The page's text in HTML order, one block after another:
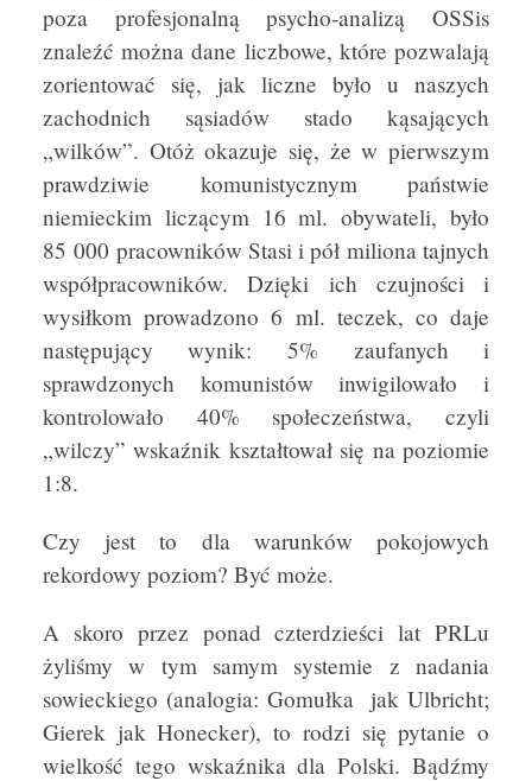
poza profesjonalną psycho-analizą OSSis
znaleźć można dane liczbowe, które pozwalają
zorientować się, jak liczne było u naszych
zachodnich sąsiadów stado kąsających
„wilków”. Otóż okazuje się, że w pierwszym
prawdziwie komunistycznym państwie
niemieckim liczącym 16 ml. obywateli, było
85 000 pracowników Stasi i pół miliona tajnych
współpracowników. Dzięki ich czujności i
wysiłkom prowadzono 6 ml. teczek, co daje
następujący wynik: 5% zaufanych i
sprawdzonych komunistów inwigilowało i
kontrolowało 40% społeczeństwa, czyli
„wilczy” wskaźnik kształtował się na poziomie
1:8.
Czy jest to dla warunków pokojowych
rekordowy poziom? Być może.
A skoro przez ponad czterdzieści lat PRLu
żyliśmy w tym samym systemie z nadania
sowieckiego (analogia: Gomułka jak Ulbricht;
Gierek jak Honecker), to rodzi się pytanie o
wielkość tego wskaźnika dla Polski. Bądźmy